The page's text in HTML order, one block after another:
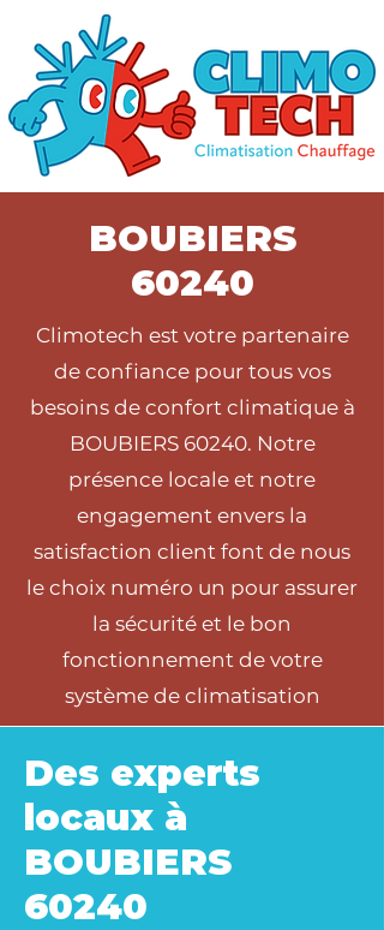
BOUBIERS
60240
Climotech est votre partenaire
de confiance pour tous vos
besoins de confort climatique à
BOUBIERS 60240. Notre
présence locale et notre
engagement envers la
satisfaction client font de nous
le choix numéro un pour assurer
la sécurité et le bon
fonctionnement de votre
système de climatisation
Des experts
locaux à
BOUBIERS
60240